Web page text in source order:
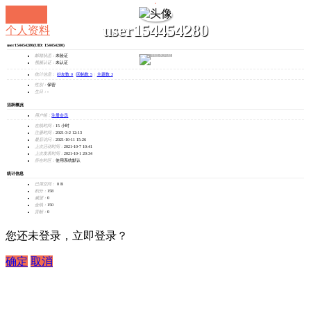
user154454280
发消息
个人资料
user154454280(UID: 154454280)
邮箱状态： 未验证
视频认证： 未认证
统计信息： 好友数 0 回帖数 5 主题数 3
性别： 保密
生日： -
活跃概况
用户组： 注册会员
在线时间： 15 小时
注册时间： 2021-3-2 12:13
最后访问： 2021-10-11 15:26
上次活动时间： 2021-10-7 10:41
上次发表时间： 2021-10-1 20:34
所在时区： 使用系统默认
统计信息
已用空间：
0 B
积分： 158
威望： 0
金钱： 150
贡献： 0
您还未登录，立即登录？
确定 取消